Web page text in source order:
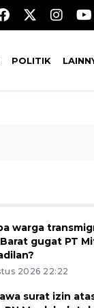
POLITIK
warga
gugat PT
2026 22:22
surat izin